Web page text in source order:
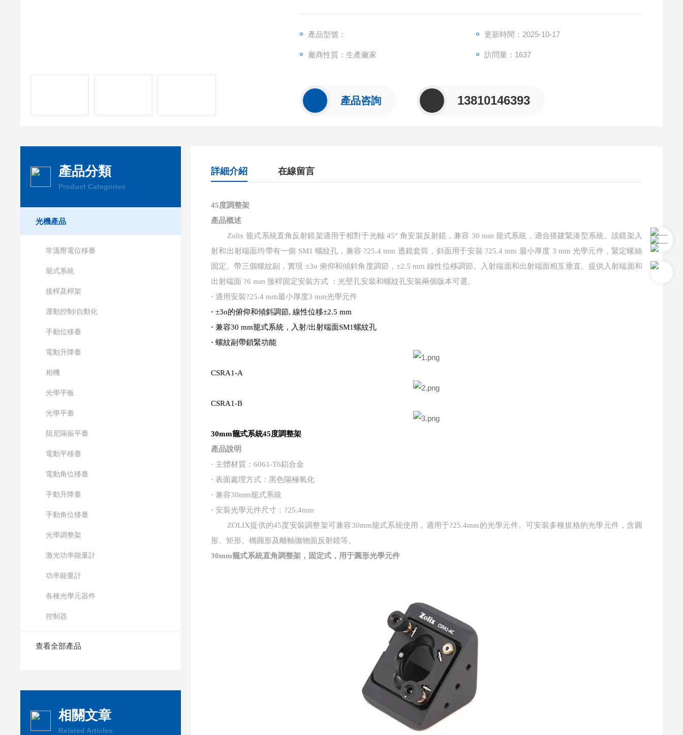
產品型號： 更新時間：2025-10-17
廠商性質：生產廠家 訪問量：1637
產品咨詢 13810146393
產品分類
Product Categories
光機產品
常溫壓電位移臺
籠式系統
接桿及桿架
運動控制/自動化
手動位移臺
電動升降臺
相機
光學平板
光學平臺
阻尼隔振平臺
電動平移臺
電動角位移臺
手動升降臺
手動角位移臺
光學調整架
激光功率能量計
功率能量計
各種光學元器件
控制器
查看全部產品
相關文章
Related Articles
詳細介紹 在線留言
45度調整架
產品概述
Zolix 籠式系統直角反射鏡架適用于相對于光軸 45° 角安裝反射鏡，兼容 30 mm 籠式系統，適合搭建緊湊型系統。該鏡架入
射和出射端面均帶有一個 SM1 螺紋孔，兼容 ?25.4 mm 透鏡套筒，斜面用于安裝 ?25.4 mm 最小厚度 3 mm 光學元件，緊定螺絲
固定。帶三個螺紋副，實現 ±3o 俯仰和傾斜角度調節，±2.5 mm 線性位移調節。入射端面和出射端面相互垂直。提供入射端面和
出射端面 ?6 mm 接桿固定安裝方式 ：光壁孔安裝和螺紋孔安裝兩個版本可選。
·適用安裝?25.4 mm最小厚度3 mm光學元件
·±3o的俯仰和傾斜調節, 線性位移±2.5 mm
·兼容30 mm籠式系統，入射/出射端面SM1螺紋孔
·螺紋副帶鎖緊功能
CSRA1-A
CSRA1-B
30mm籠式系統45度調整架
產品說明
· 主體材質：6061-T6鋁合金
·表面處理方式：黑色陽極氧化
·兼容30mm籠式系統
· 安裝光學元件尺寸：?25.4mm
ZOLIX提供的45度安裝調整架可兼容30mm籠式系統使用，適用于?25.4mm的光學元件。可安裝多種規格的光學元件，含圓
形、矩形、橢圓形及離軸拋物面反射鏡等。
30mm籠式系統直角調整架，固定式，用于圓形光學元件